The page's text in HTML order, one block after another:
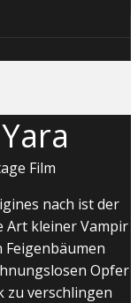
nach ist der
Art kleiner Vampir
Opfer
zu verschlingen